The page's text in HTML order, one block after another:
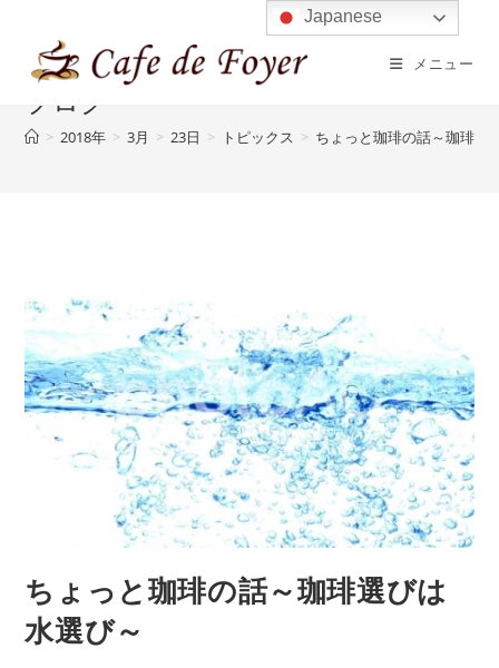
メニュー
ブログ
> 2018年 > 3月 > 23日 > トピックス > ちょっと珈琲の話～珈琲選
ちょっと珈琲の話～珈琲選びは
水選び～
Japanese